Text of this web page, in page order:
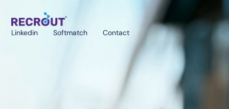
Linkedin Softmatch Contact